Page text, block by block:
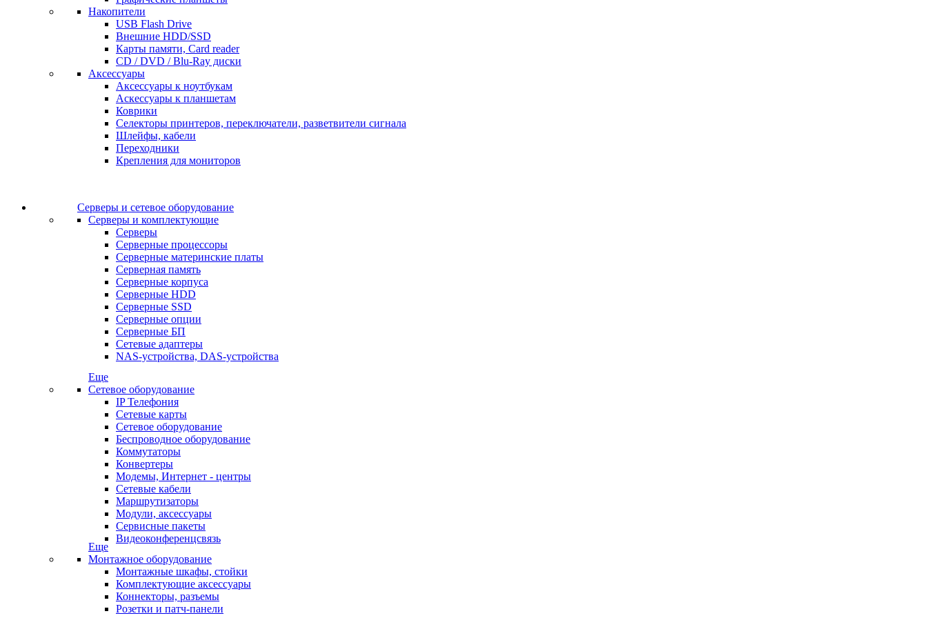
Накопители
USB Flash Drive
Внешние HDD/SSD
Карты памяти, Card reader
CD / DVD / Blu-Ray диски
Аксессуары
Аксессуары к ноутбукам
Аскессуары к планшетам
Коврики
Селекторы принтеров, переключатели, разветвители сигнала
Шлейфы, кабели
Переходники
Крепления для мониторов
Серверы и сетевое оборудование
Серверы и комплектующие
Серверы
Серверные процессоры
Серверные материнские платы
Серверная память
Серверные корпуса
Серверные HDD
Серверные SSD
Серверные опции
Серверные БП
Сетевые адаптеры
NAS-устройства, DAS-устройства
Еще
Сетевое оборудование
IP Телефония
Сетевые карты
Сетевое оборудование
Беспроводное оборудование
Коммутаторы
Конвертеры
Модемы, Интернет - центры
Сетевые кабели
Маршрутизаторы
Модули, аксессуары
Сервисные пакеты
Видеоконференцсвязь
Еще
Монтажное оборудование
Монтажные шкафы, стойки
Комплектующие аксессуары
Коннекторы, разъемы
Розетки и патч-панели